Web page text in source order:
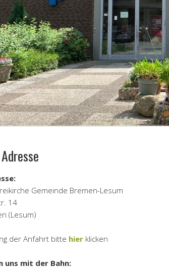
Gemeinde Bremen-Lesum
14
(Lesum)
der Anfahrt bitte hier klicken
uns mit der Bahn: